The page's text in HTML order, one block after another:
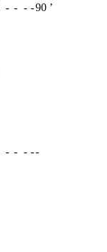
- - - -90 ʼ
- - - --